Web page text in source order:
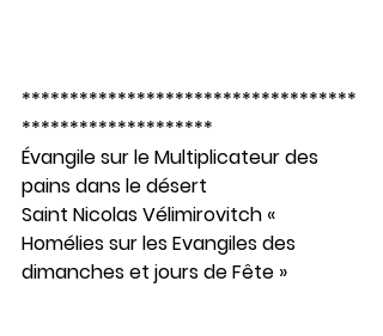
***********************************
********************
Évangile sur le Multiplicateur des
pains dans le désert
Saint Nicolas Vélimirovitch «
Homélies sur les Evangiles des
dimanches et jours de Fête »